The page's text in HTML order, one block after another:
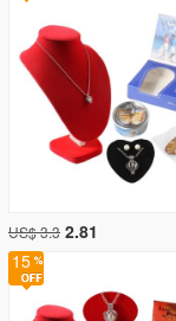
US$ 3.3 2.81
15